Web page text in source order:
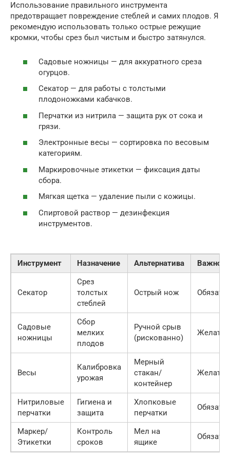
Использование правильного инструмента
предотвращает повреждение стеблей и самих плодов. Я
рекомендую использовать только острые режущие
кромки, чтобы срез был чистым и быстро затянулся.
Садовые ножницы — для аккуратного среза
огурцов.
Секатор — для работы с толстыми
плодоножками кабачков.
Перчатки из нитрила — защита рук от сока и
грязи.
Электронные весы — сортировка по весовым
категориям.
Маркировочные этикетки — фиксация даты
сбора.
Мягкая щетка — удаление пыли с кожицы.
Спиртовой раствор — дезинфекция
инструментов.
Инструмент Назначение Альтернатива
Секатор
Срез
толстых
стеблей
Острый нож
Садовые
ножницы
Сбор
мелких
плодов
Ручной срыв
(рискованно)
Весы
Калибровка
урожая
Мерный
стакан/
контейнер
Нитриловые
перчатки
Гигиена и
защита
Хлопковые
перчатки
Маркер/
Этикетки
Контроль
сроков
Мел на
ящике